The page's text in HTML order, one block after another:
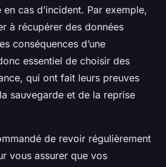
cas d’incident. Par exemple,
à récupérer des données
conséquences d’une
essentiel de choisir des
qui ont fait leurs preuves
sauvegarde et de la reprise
de revoir régulièrement
vous assurer que vos